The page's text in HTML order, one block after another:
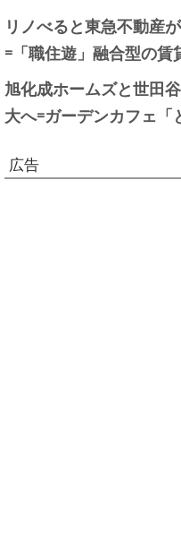
リノべると東急不動産
=「職住遊」融合型の賃
旭化成ホームズと世田
大へ=ガーデンカフェ
広告